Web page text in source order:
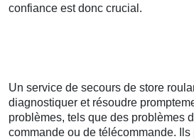
confiance est donc crucial.
Un service de secours de store
diagnostiquer et résoudre
problèmes, tels que des problèmes
commande ou de télécommande.